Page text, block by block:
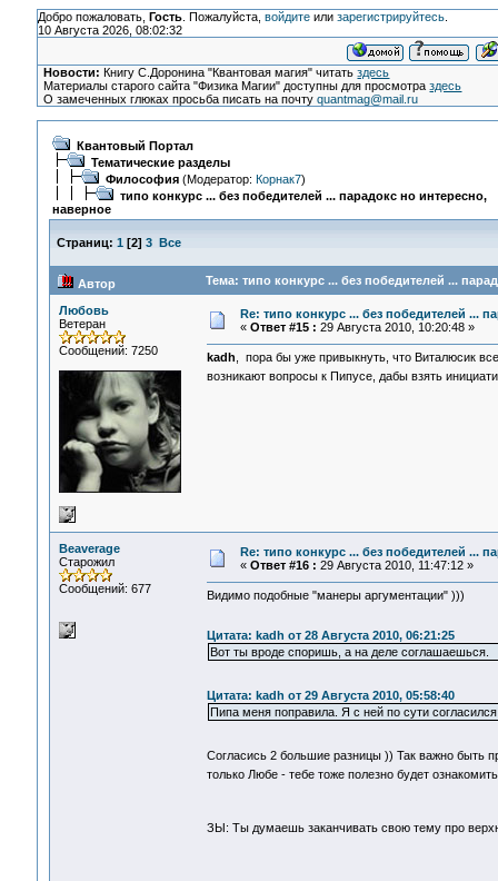
Добро пожаловать, Гость. Пожалуйста, войдитеили зарегистрируйтесь.
10 Августа 2026, 08:02:32
Новости: Книгу С.Доронина "Квантовая магия" читатьздесь
Материалы старого сайта "Физика Магии" доступны для просмотраздесь
О замеченных глюках просьба писать на почтуquantmag@mail.ru
Квантовый Портал
Тематические разделы
Философия(Модератор: Корнак7)
типо конкурс ... без победителей ... парадокс но интересно,
наверное
Страниц: 1 [2] 3 Все
Автор Тема: типо конкурс ... без победителей ...
Любовь
Ветеран
Сообщений: 7250
Re: типо конкурс ... без победителей ...
« Ответ #15 : 29 Августа 2010, 10:20:48 »
kadh , пора бы уже привыкнуть, что Виталюсик
возникают вопросы к Пипусе, дабы взять
Beaverage
Старожил
Сообщений: 677
Re: типо конкурс ... без победителей ...
« Ответ #16 : 29 Августа 2010, 11:47:12 »
Видимо подобные "манеры аргументации" )))
Цитата: kadh от 28 Августа 2010, 06:21:25
Вот ты вроде споришь, а на деле соглашаешься.
Цитата: kadh от 29 Августа 2010, 05:58:40
Пипа меня поправила. Я с ней по сути
Согласись 2 большие разницы )) Так важно быть
только Любе - тебе тоже полезно будет
ЗЫ: Ты думаешь заканчивать свою тему про